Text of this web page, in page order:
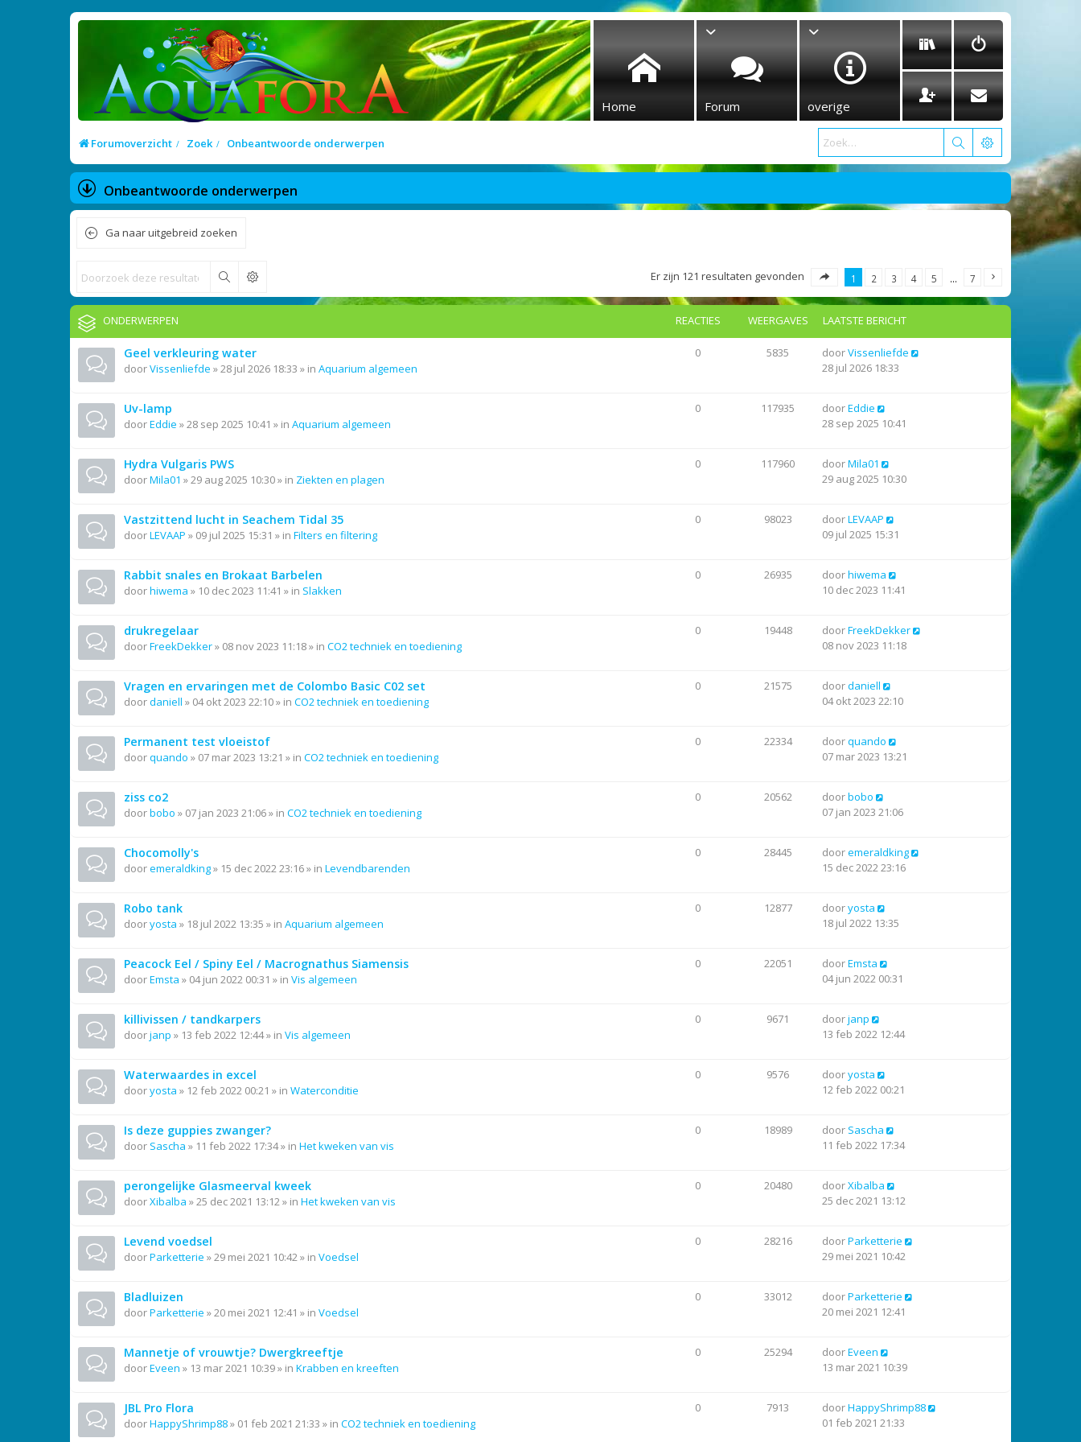
Home Forum overige
Forumoverzicht Zoek Onbeantwoorde onderwerpen
Onbeantwoorde onderwerpen
Ga naar uitgebreid zoeken
Zoek Er zijn 121 resultaten gevonden 1 2 3 4 5 … 7
ONDERWERPEN REACTIES WEERGAVES LAATSTE BERICHT
Geel verkleuring water
doorVissenliefde »28 jul 2026 18:33 » in Aquarium algemeen
0 5835 doorVissenliefde
28 jul 2026 18:33
Uv-lamp
doorEddie »28 sep 2025 10:41 » in Aquarium algemeen
0 117935 doorEddie
28 sep 2025 10:41
Hydra Vulgaris PWS
doorMila01 »29 aug 2025 10:30» in Ziekten en plagen
0 117960 doorMila01
29 aug 2025 10:30
Vastzittend lucht in Seachem Tidal 35
doorLEVAAP » 09 jul 2025 15:31 » in Filters en filtering
0 98023 doorLEVAAP
09 jul 2025 15:31
Rabbit snales en Brokaat Barbelen
doorhiwema » 10 dec 2023 11:41 » in Slakken
0 26935 doorhiwema
10 dec 2023 11:41
drukregelaar
doorFreekDekker» 08 nov 2023 11:18» in CO2 techniek en toediening
0 19448 doorFreekDekker
08 nov 2023 11:18
Vragen en ervaringen met de Colombo Basic C02 set
doordaniell » 04 okt 2023 22:10» in CO2 techniek en toediening
0 21575 doordaniell
04 okt 2023 22:10
Permanent test vloeistof
doorquando » 07 mar 2023 13:21 » in CO2 techniek en toediening
0 22334 doorquando
07 mar 2023 13:21
ziss co2
doorbobo » 07 jan 2023 21:06» in CO2 techniek en toediening
0 20562 doorbobo
07 jan 2023 21:06
Chocomolly's
dooremeraldking» 15 dec 2022 23:16» in Levendbarenden
0 28445 dooremeraldking
15 dec 2022 23:16
Robo tank
dooryosta » 18 jul 2022 13:35 » in Aquarium algemeen
0 12877 dooryosta
18 jul 2022 13:35
Peacock Eel / Spiny Eel / Macrognathus Siamensis
doorEmsta » 04 jun 2022 00:31 » in Vis algemeen
0 22051 doorEmsta
04 jun 2022 00:31
killivissen / tandkarpers
doorjanp » 13 feb 2022 12:44» in Vis algemeen
0 9671 doorjanp
13 feb 2022 12:44
Waterwaardes in excel
dooryosta » 12 feb 2022 00:21 » in Waterconditie
0 9576 dooryosta
12 feb 2022 00:21
Is deze guppies zwanger?
door Sascha » 11 feb 2022 17:34» in Het kweken van vis
0 18989 door Sascha
11 feb 2022 17:34
perongelijke Glasmeerval kweek
doorXibalba »25 dec 2021 13:12» in Het kweken van vis
0 20480 doorXibalba
25 dec 2021 13:12
Levend voedsel
doorParketterie »29 mei 2021 10:42» in Voedsel
0 28216 doorParketterie
29 mei 2021 10:42
Bladluizen
doorParketterie »20 mei 2021 12:41 » in Voedsel
0 33012 doorParketterie
20 mei 2021 12:41
Mannetje of vrouwtje? Dwergkreeftje
doorEveen » 13 mar 2021 10:39» in Krabben en kreeften
0 25294 doorEveen
13 mar 2021 10:39
JBL Pro Flora
doorHappyShrimp88» 01 feb 2021 21:33 » in CO2 techniek en toediening
0 7913 doorHappyShrimp88
01 feb 2021 21:33